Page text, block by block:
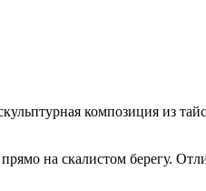
композиция из
на скалистом берегу.